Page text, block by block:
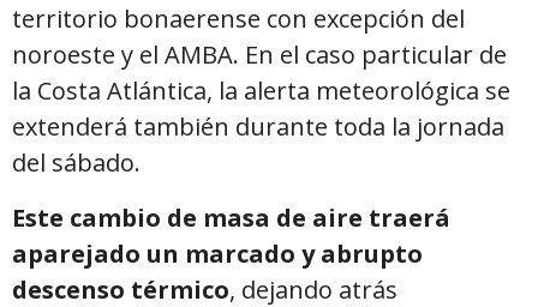
territorio bonaerense con excepción del
noroeste y el AMBA. En el caso particular de
la Costa Atlántica, la alerta meteorológica se
extenderá también durante toda la jornada
del sábado.
Este cambio de masa de aire traerá
aparejado un marcado y abrupto
descenso térmico, dejando atrás